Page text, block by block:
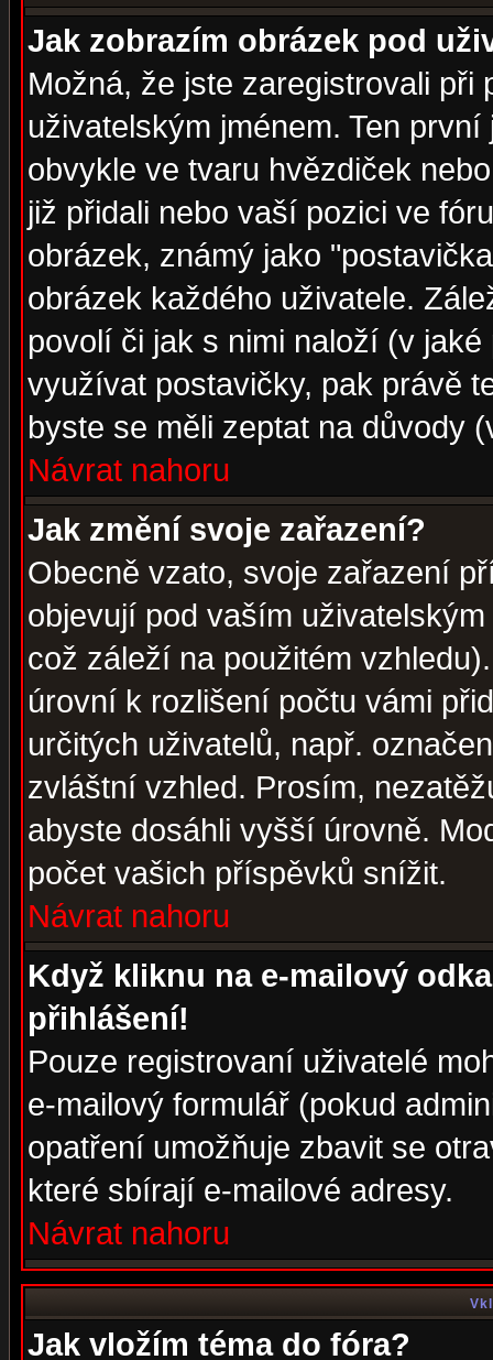
Jak zobrazím obrázek pod
Možná, že jste zaregistrovali
uživatelským jménem. Ten
obvykle ve tvaru hvězdiček
již přidali nebo vaší pozici ve
obrázek, známý jako
obrázek každého uživatele.
povolí či jak s nimi naloží (v
využívat postavičky, pak právě
byste se měli zeptat na důvody
Návrat nahoru
Jak změní svoje zařazení?
Obecně vzato, svoje zařazení
objevují pod vaším
což záleží na použitém
úrovní k rozlišení počtu vámi
určitých uživatelů, např.
zvláštní vzhled. Prosím,
abyste dosáhli vyšší úrovně.
počet vašich příspěvků snížit.
Návrat nahoru
Když kliknu na e-mailový
přihlášení!
Pouze registrovaní uživatelé
e-mailový formulář (pokud
opatření umožňuje zbavit se
které sbírají e-mailové adresy.
Návrat nahoru
Jak vložím téma do fóra?